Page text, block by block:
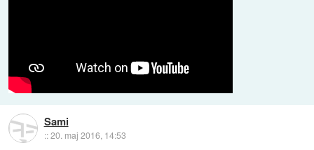
Sami
::20. maj 2016, 14:53